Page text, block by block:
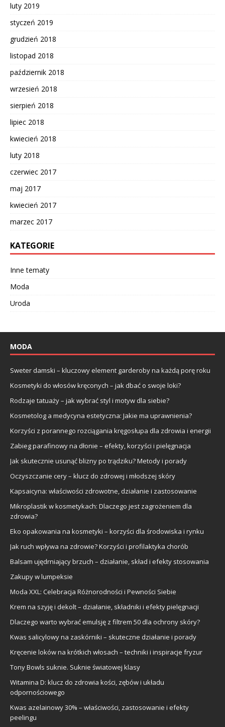
luty 2019
styczeń 2019
grudzień 2018
listopad 2018
październik 2018
wrzesień 2018
sierpień 2018
lipiec 2018
kwiecień 2018
luty 2018
czerwiec 2017
maj 2017
kwiecień 2017
marzec 2017
KATEGORIE
Inne tematy
Moda
Uroda
MODA
Sweter damski – kluczowy element garderoby na każdą porę roku
Kosmetyki do włosów kręconych – jak dbać o swoje loki?
Rodzaje tatuaży – jak wybrać styl i motyw dla siebie?
Kosmetolog a medycyna estetyczna: Jakie ma uprawnienia?
Korzyści z porannego rozciągania kręgosłupa dla zdrowia i energii
Zabieg parafinowy na dłonie – efekty, korzyści i pielęgnacja
Jak skutecznie usunąć blizny po trądziku? Metody i porady
Oczyszczanie cery – klucz do zdrowej i młodszej skóry
Kapsaicyna: właściwości zdrowotne, działanie i zastosowanie
Mikroplastik w kosmetykach: Dlaczego jest zagrożeniem dla
zdrowia?
Eko opakowania na kosmetyki – korzyści dla środowiska i rynku
Jak ruch wpływa na zdrowie? Korzyści i profilaktyka chorób
Balsam ujędrniający brzuch – działanie, skład i efekty stosowania
Zakupy w lumpeksie
Moda XXL: Celebracja Różnorodności i Pewności Siebie
Krem na szyję i dekolt – działanie, składniki i efekty pielęgnacji
Dlaczego warto wybrać emulsję z filtrem 50 dla ochrony skóry?
Kwas salicylowy na zaskórniki – skuteczne działanie i porady
Kręcenie loków na krótkich włosach – techniki i inspiracje fryzur
Tony Bowls suknie. Suknie światowej klasy
Witamina D: klucz do zdrowia kości, zębów i układu
odpornościowego
Kwas azelainowy 30% – właściwości, zastosowanie i efekty
peelingu